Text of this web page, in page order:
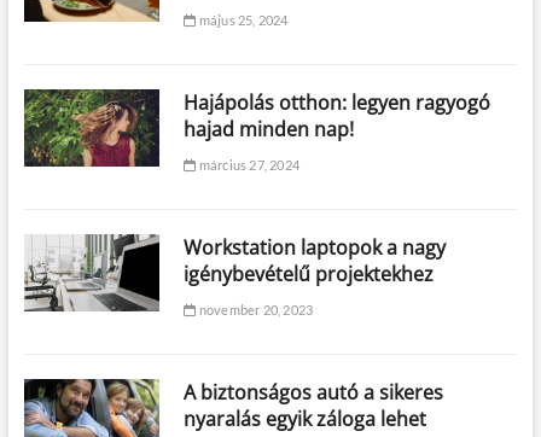
május 25, 2024
Hajápolás otthon: legyen ragyogó
hajad minden nap!
március 27, 2024
Workstation laptopok a nagy
igénybevételű projektekhez
november 20, 2023
A biztonságos autó a sikeres
nyaralás egyik záloga lehet